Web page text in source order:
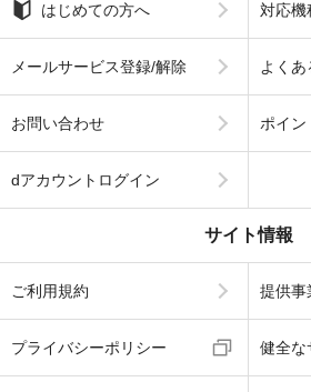
はじめての方へ 対応機
メールサービス登録/解除 よくあ
お問い合わせ ポイン
dアカウントログイン
サイト情報
ご利用規約 提供事
プライバシーポリシー 健全な